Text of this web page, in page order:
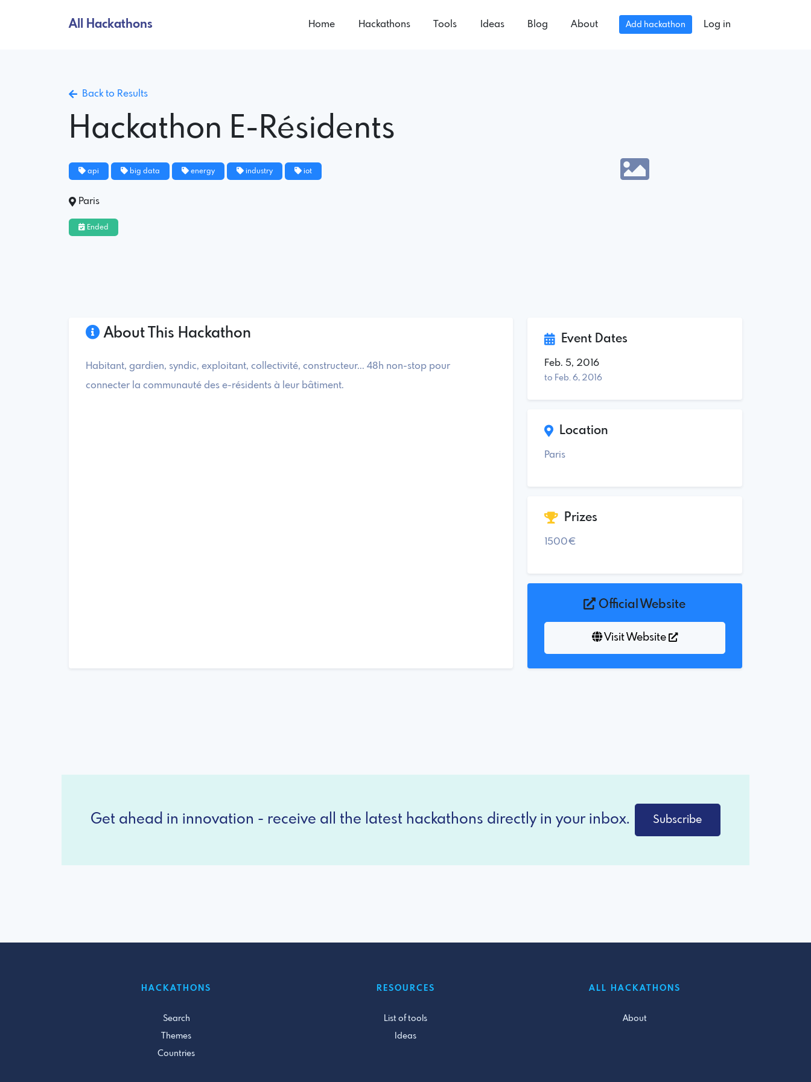
All Hackathons Home Hackathons Tools Ideas Blog About Add hackathon Log in
Back to Results
Hackathon E-Résidents
api big data energy industry iot
Paris
Ended
About This Hackathon
Habitant, gardien, syndic, exploitant, collectivité, constructeur... 48h non-stop pour
connecter la communauté des e-résidents à leur bâtiment.
Event Dates
Feb. 5, 2016
to Feb. 6, 2016
Location
Paris
Prizes
1500€
Official Website
Visit Website
Get ahead in innovation - receive all the latest hackathons directly in your inbox. Subscribe
HACKATHONS
Search
Themes
Countries
RESOURCES
List of tools
Ideas
ALL HACKATHONS
About